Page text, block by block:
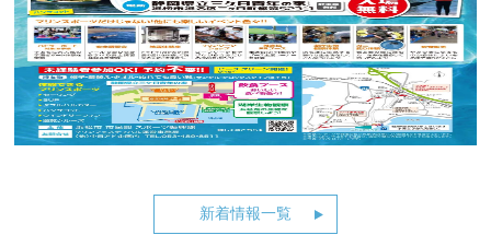
新着情報一覧